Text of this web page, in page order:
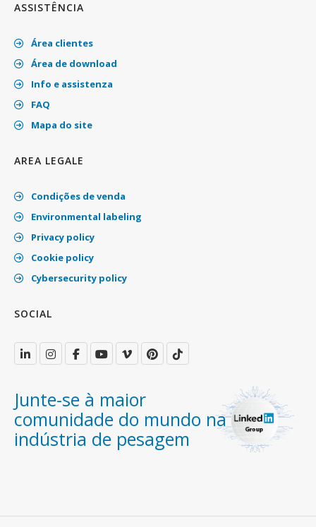
ASSISTÊNCIA
Área clientes
Área de download
Info e assistenza
FAQ
Mapa do site
AREA LEGALE
Condições de venda
Environmental labeling
Privacy policy
Cookie policy
Cybersecurity policy
SOCIAL
Junte-se à maior
comunidade do mundo na
indústria de pesagem